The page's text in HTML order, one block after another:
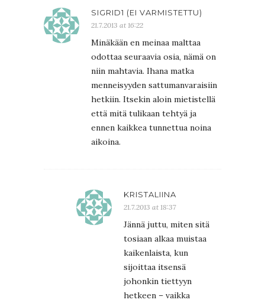
SIGRID1 (EI VARMISTETTU)
21.7.2013 at 16:22
Minäkään en meinaa malttaa
odottaa seuraavia osia, nämä on
niin mahtavia. Ihana matka
menneisyyden sattumanvaraisiin
hetkiin. Itsekin aloin mietistellä
että mitä tulikaan tehtyä ja
ennen kaikkea tunnettua noina
aikoina.
KRISTALIINA
21.7.2013 at 18:37
Jännä juttu, miten sitä
tosiaan alkaa muistaa
kaikenlaista, kun
sijoittaa itsensä
johonkin tiettyyn
hetkeen – vaikka